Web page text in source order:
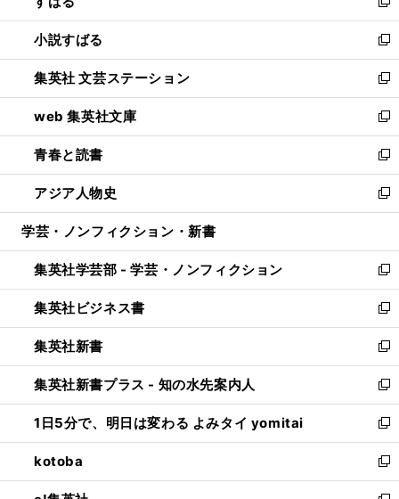
開
く
ウ
で
開
く
新
し
い
ウ
ィ
ン
ド
ウ
で
開
く
小説すばる
新
し
い
ウ
ィ
ン
ド
ウ
で
開
集英社 文芸ステーション
新
し
い
ウ
ィ
ン
ド
ウ
開
く
web 集英社文庫
新
し
い
ウ
ィ
ン
ウ
で
開
く
青春と読書
新
し
い
ウ
ン
ド
ウ
で
開
く
アジア人物史
新
し
ウ
ィ
ン
ド
ウ
で
開
く
学芸・ノンフィクション・新書
集英社学芸部 - 学芸・ノンフィクション
新
し
い
ウ
ィ
ン
ド
ウ
で
開
く
集英社ビジネス書
新
し
い
ウ
ィ
ン
ド
ウ
で
開
集英社新書
新
し
い
ウ
ィ
ン
ド
ウ
集英社新書プラス - 知の水先案内人
新
し
い
ウ
ィ
ン
1日5分で、明日は変わる よみタイ yomitai
新
し
い
ウ
kotoba
新
し